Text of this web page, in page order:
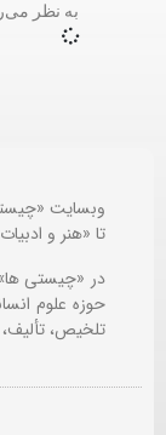
به نظر
وبسایت
تا «هنر و
در «چیستی
حوزه علوم
تلخیص، تألیف،